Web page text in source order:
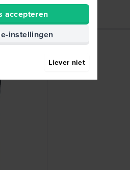
accepteren
instellingen
Liever niet